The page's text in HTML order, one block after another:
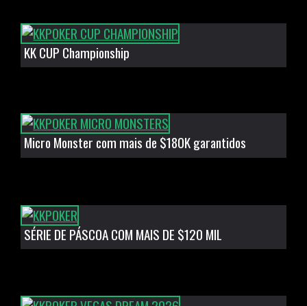
KK CUP Championship
Micro Monster com mais de $180K garantidos
SÉRIE DE PÁSCOA COM MAIS DE $120 MIL